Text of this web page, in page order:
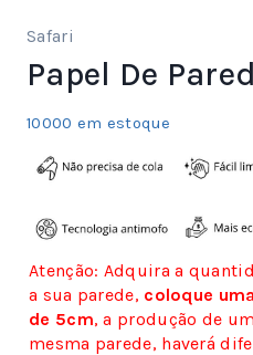
Safari
Papel De
10000 em estoque
Atenção: Adquira a
a sua parede, coloque
de 5cm, a produção de
mesma parede, haverá